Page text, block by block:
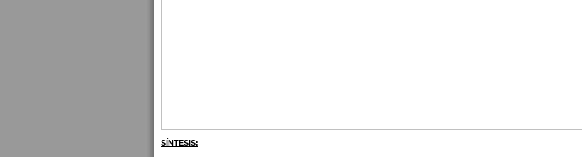
SÍNTESIS: